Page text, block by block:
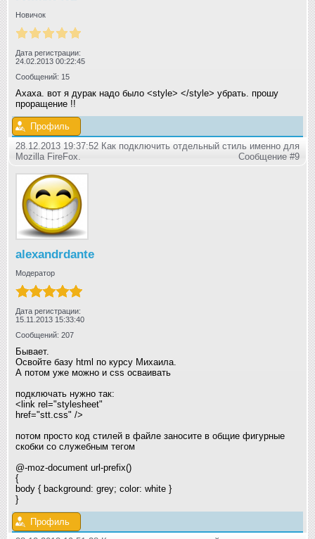
Новичок
Дата регистрации:
24.02.2013 00:22:45
Сообщений: 15
Ахаха. вот я дурак надо было <style> </style> убрать. прошу
проращение !!
Профиль
28.12.2013 19:37:52 Как подключить отдельный стиль именно для
Mozilla FireFox.
Сообщение #9
alexandrdante
Модератор
Дата регистрации:
15.11.2013 15:33:40
Сообщений: 207
Бывает.
Освойте базу html по курсу Михаила.
А потом уже можно и css осваивать
подключать нужно так:
<link rel="stylesheet"
href="stt.css" />
потом просто код стилей в файле заносите в общие фигурные
скобки со служебным тегом
@-moz-document url-prefix()
{
body { background: grey; color: white }
}
Профиль